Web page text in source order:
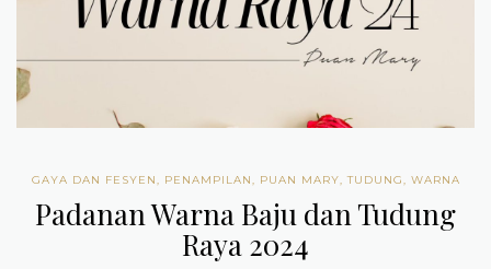
GAYA DAN FESYEN, PENAMPILAN, PUAN MARY,TUDUNG, WARNA
Padanan Warna Baju dan Tudung
Raya 2024